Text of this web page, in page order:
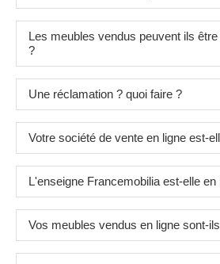
Les meubles vendus peuvent ils
?
Une réclamation ? quoi faire ?
Votre société de vente en ligne est-
L'enseigne Francemobilia est-elle
Vos meubles vendus en ligne sont-